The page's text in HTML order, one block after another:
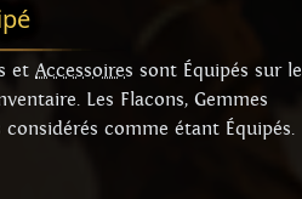
et Accessoires sont Équipés sur le
Les Flacons, Gemmes
comme étant Équipés.